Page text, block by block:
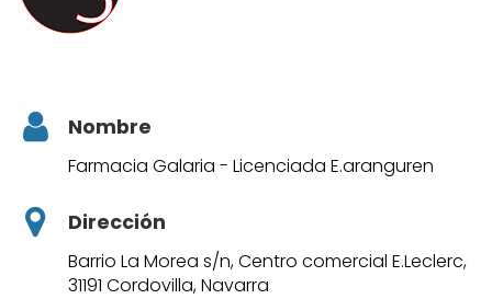
Nombre
Farmacia Galaria - Licenciada E.aranguren
Dirección
Barrio La Morea s/n, Centro comercial E.Leclerc,
31191 Cordovilla, Navarra